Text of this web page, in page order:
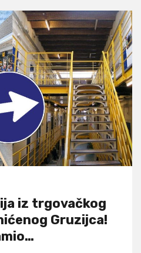
iz trgovačkog
Gruzijca!